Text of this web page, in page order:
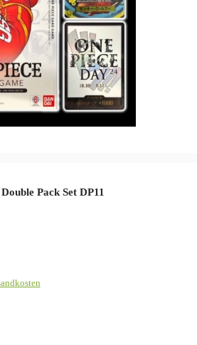
Pack Set DP11